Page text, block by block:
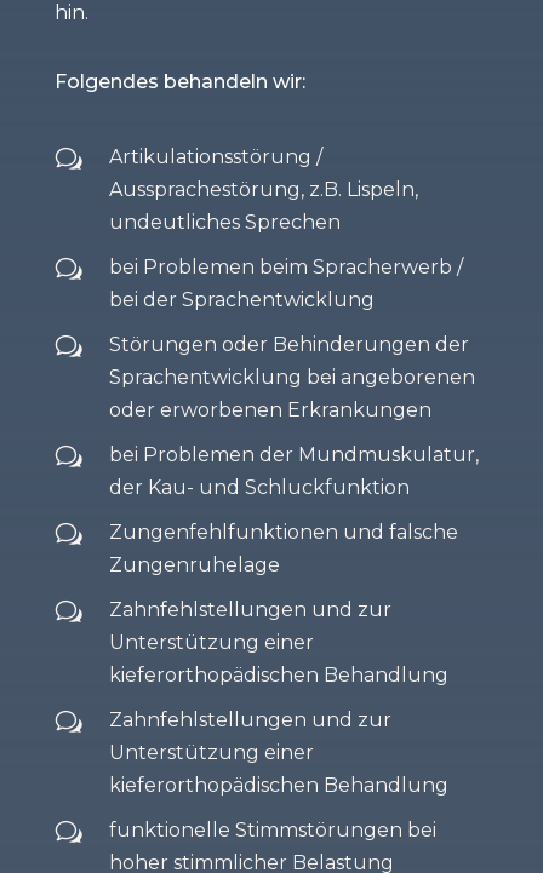
hin.
Folgendes behandeln wir:
w
Artikulationsstörung /
Aussprachestörung, z.B. Lispeln,
undeutliches Sprechen
w
bei Problemen beim Spracherwerb /
bei der Sprachentwicklung
w
Störungen oder Behinderungen der
Sprachentwicklung bei angeborenen
oder erworbenen Erkrankungen
w
bei Problemen der Mundmuskulatur,
der Kau- und Schluckfunktion
w
Zungenfehlfunktionen und falsche
Zungenruhelage
w
Zahnfehlstellungen und zur
Unterstützung einer
kieferorthopädischen Behandlung
w
Zahnfehlstellungen und zur
Unterstützung einer
kieferorthopädischen Behandlung
w
funktionelle Stimmstörungen bei
hoher stimmlicher Belastung